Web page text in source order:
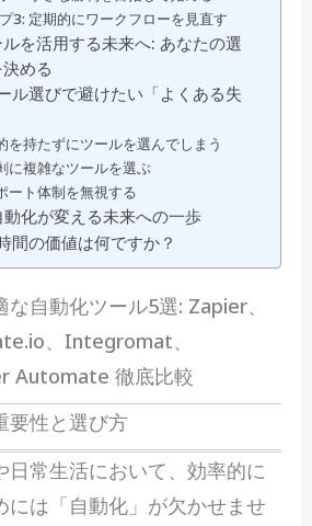
3: 定期的にワークフローを見直す
を活用する未来へ: あなたの選
める
ル選びで避けたい「よくある失
を持たずにツールを選んでしまう
に複雑なツールを選ぶ
ート体制を無視する
動化が変える未来への一歩
間の価値は何ですか？
自動化ツール5選: Zapier、
、Integromat、
Automate 徹底比較
要性と選び方
日常生活において、効率的に
には「自動化」が欠かせませ